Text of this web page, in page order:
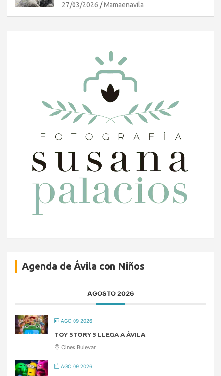
27/03/2026 Mamaenavila
Agenda de Ávila con Niños
AGOSTO 2026
AGO 09 2026
TOY STORY 5 LLEGA A ÁVILA
Cines Bulevar
AGO 09 2026